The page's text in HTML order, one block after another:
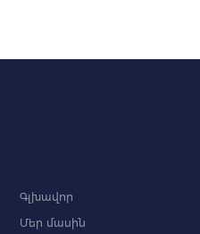
Գլխավոր
Մեր մասին